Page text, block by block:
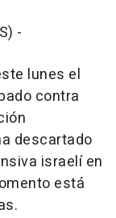
-
lunes el
contra
descartado
israelí en
está